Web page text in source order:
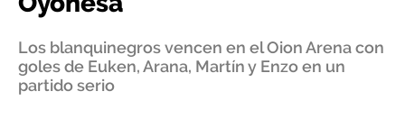
Los blanquinegros vencen en el Oion Arena con
goles de Euken, Arana, Martín y Enzo en un
partido serio